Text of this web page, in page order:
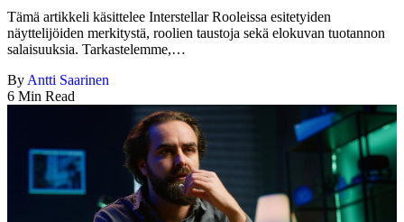
Tämä artikkeli käsittelee Interstellar Rooleissa esitetyiden
näyttelijöiden merkitystä, roolien taustoja sekä elokuvan tuotannon
salaisuuksia. Tarkastelemme,…
By Antti Saarinen
6 Min Read